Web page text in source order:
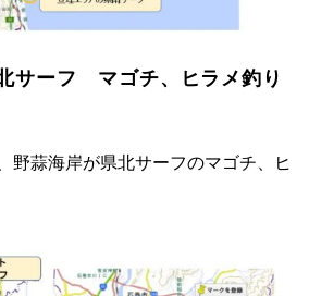
サーフ マゴチ、ヒラメ釣り
野蒜海岸が県北サーフのマゴチ、ヒ